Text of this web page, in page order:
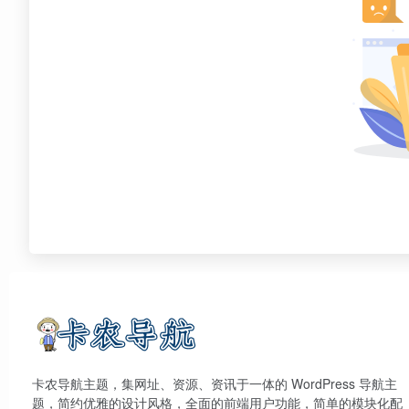
卡农导航主题，集网址、资源、资讯于一体的 WordPress 导航主
题，简约优雅的设计风格，全面的前端用户功能，简单的模块化配